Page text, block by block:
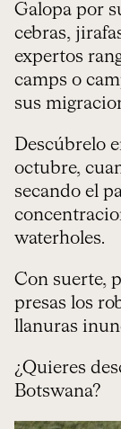
Galopa por
cebras,
expertos
camps o
sus
Descúbrelo
octubre,
secando el
waterholes.
Con suerte,
presas los
llanuras
¿Quieres
Botswana?